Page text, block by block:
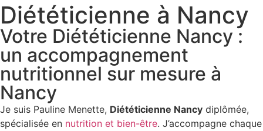
Diététicienne à Nancy
Votre Diététicienne Nancy :
un accompagnement
nutritionnel sur mesure à
Nancy
Je suis Pauline Menette, Diététicienne Nancy diplômée,
spécialisée en nutrition et bien-être. J’accompagne chaque